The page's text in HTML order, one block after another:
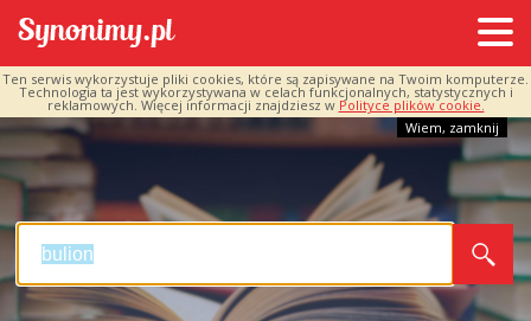
Ten serwis wykorzystuje pliki cookies, które są zapisywane na Twoim komputerze.
Technologia ta jest wykorzystywana w celach funkcjonalnych, statystycznych i
reklamowych. Więcej informacji znajdziesz w Polityce plików cookie.
Wiem, zamknij